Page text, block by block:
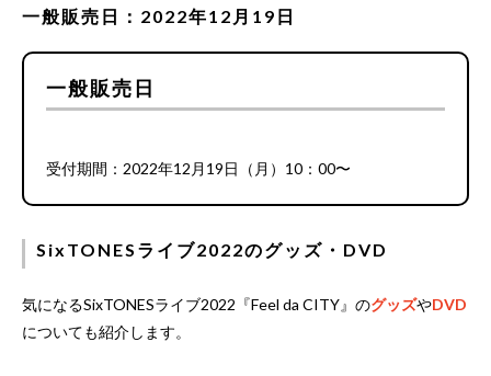
一般販売日：2022年12月19日
一般販売日
受付期間：2022年12月19日（月）10：00〜
SixTONESライブ2022のグッズ・DVD
気になるSixTONESライブ2022『Feel da CITY』のグッズやDVD
についても紹介します。